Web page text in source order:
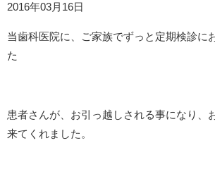
2016年03月16日
当歯科医院に、ご家族でずっと定期検診に
た
患者さんが、お引っ越しされる事になり、
来てくれました。